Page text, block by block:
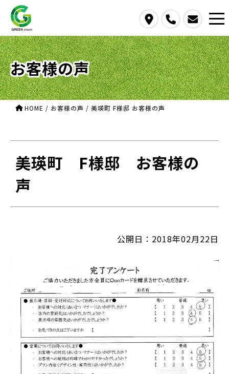
contact us
お客様の声
HOME / お客様の声 / 美瑛町 F様邸 お客様の声
美瑛町 F様邸 お客様の
声
公開日：2018年02月22日